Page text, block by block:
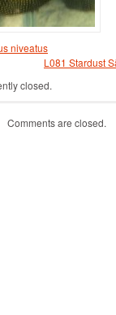
niveatus
L081 Stardust
closed.
Comments are closed.